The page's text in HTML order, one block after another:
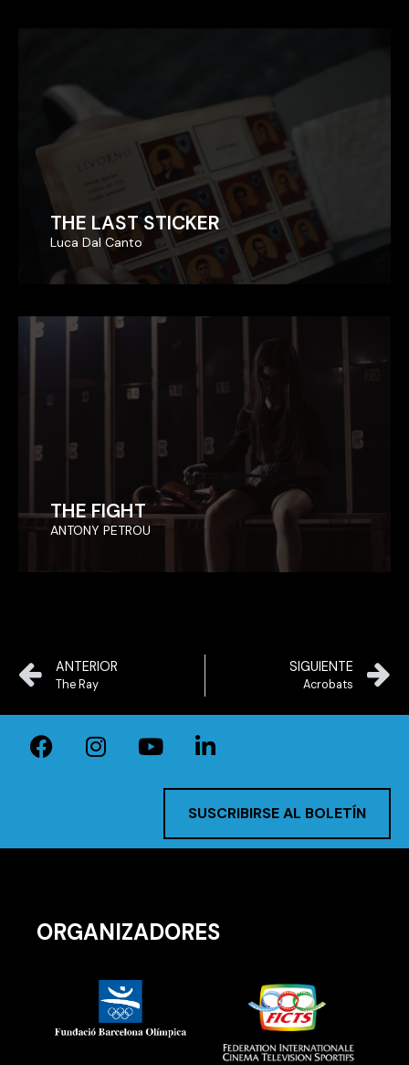
THE LAST STICKER
Luca Dal Canto
THE LAST STICKER
Luca Dal Canto
THE FIGHT
ANTONY PETROU
THE FIGHT
ANTONY PETROU
ANTERIOR
The Ray
SIGUIENTE
Acrobats
SUSCRIBIRSE AL BOLETÍN
ORGANIZADORES